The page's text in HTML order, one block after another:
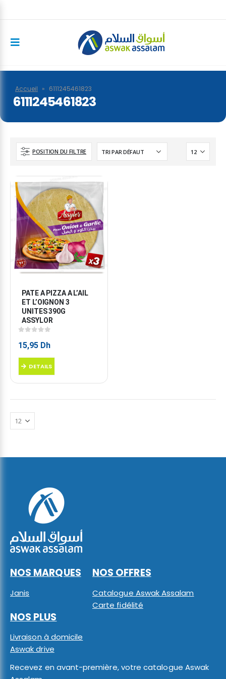
Accueil » 6111245461823
6111245461823
POSITION DU FILTRE
PATE A PIZZA A L’AIL
ET L’OIGNON 3
UNITES 390G
ASSYLOR
15,95 Dh
DETAILS
NOS MARQUES
Janis
NOS OFFRES
Catalogue Aswak Assalam
Carte fidélité
NOS PLUS
Livraison à domicile
Aswak drive
Recevez en avant-première, votre catalogue Aswak